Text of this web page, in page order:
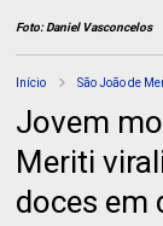
Foto: Daniel Vasconcelos
Início São João de
Jovem
Meriti
doces em